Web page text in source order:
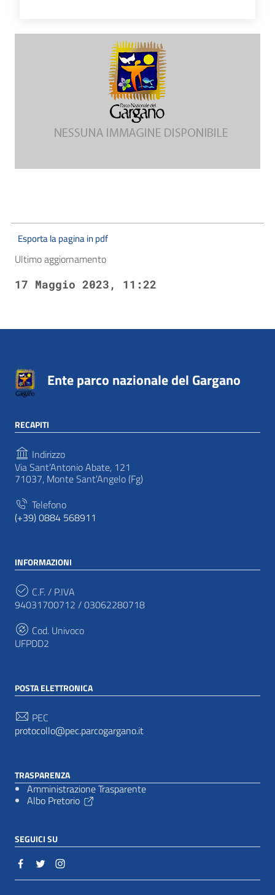
Esporta la pagina in pdf
Ultimo aggiornamento
17 Maggio 2023, 11:22
Ente parco nazionale del Gargano
RECAPITI
Indirizzo
Via Sant’Antonio Abate, 121
71037, Monte Sant'Angelo (Fg)
Telefono
(+39) 0884 568911
INFORMAZIONI
C.F. / P.IVA
94031700712 / 03062280718
Cod. Univoco
UFPDD2
POSTA ELETTRONICA
PEC
protocollo@pec.parcogargano.it
TRASPARENZA
Amministrazione Trasparente
Albo Pretorio
SEGUICI SU